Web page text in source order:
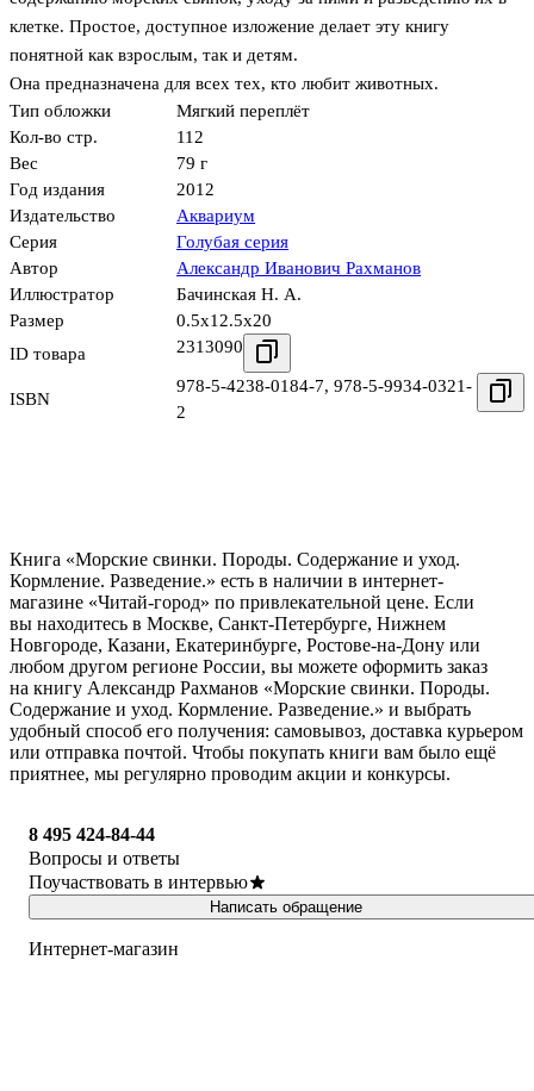
клетке. Простое, доступное изложение делает эту книгу
понятной как взрослым, так и детям.
Она предназначена для всех тех, кто любит животных.
Тип обложки
Мягкий переплёт
Кол-во стр.
112
Вес
79 г
Год издания
2012
Издательство
Аквариум
Серия
Голубая серия
Автор
Александр Иванович Рахманов
Иллюстратор
Бачинская Н. А.
Размер
0.5x12.5x20
ID товара
2313090
ISBN
978-5-4238-0184-7, 978-5-9934-0321-
2
Книга «Морские свинки. Породы. Содержание и уход.
Кормление. Разведение.» есть в наличии в интернет-
магазине «Читай-город» по привлекательной цене. Если
вы находитесь в Москве, Санкт-Петербурге, Нижнем
Новгороде, Казани, Екатеринбурге, Ростове-на-Дону или
любом другом регионе России, вы можете оформить заказ
на книгу Александр Рахманов «Морские свинки. Породы.
Содержание и уход. Кормление. Разведение.» и выбрать
удобный способ его получения: самовывоз, доставка курьером
или отправка почтой. Чтобы покупать книги вам было ещё
приятнее, мы регулярно проводим акции и конкурсы.
8 495 424-84-44
Вопросы и ответы
Поучаствовать в интервью
Написать обращение
Интернет-магазин